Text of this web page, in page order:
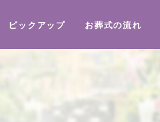
ピックアップ お葬式の流れ